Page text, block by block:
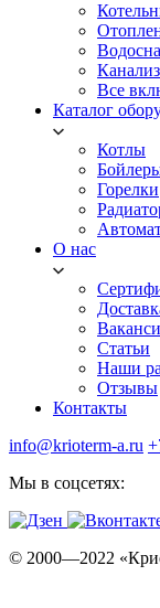
Все
Каталог
Котлы
Горелки
О нас
Статьи
Наши
Отзывы
Контакты
info@krioterm-a.ru
Мы в соцсетях:
© 2000—2022